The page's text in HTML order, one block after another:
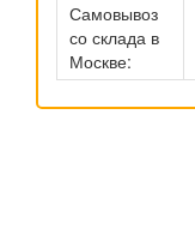
Самовывоз
со склада в
Москве: